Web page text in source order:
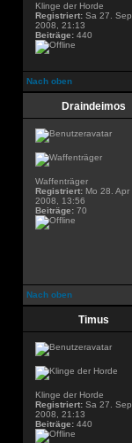
Klinge der Horde
Registriert: Sa 27. Sep
2008, 21:13
Beiträge: 440
Nach oben
Draindeimos
Waffenträger
Registriert: Mo 28. Apr
2008, 13:56
Beiträge: 70
Nach oben
Timus
Klinge der Horde
Registriert: Sa 27. Sep
2008, 21:13
Beiträge: 440